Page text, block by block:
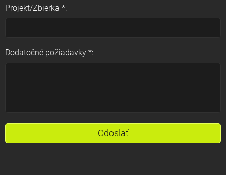
Projekt/Zbierka *:
Dodatočné požiadavky *: